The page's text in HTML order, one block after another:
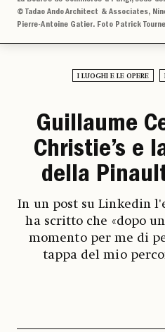
© Tadao Ando Architect & Associates,
Pierre-Antoine Gatier. Foto Patrick
I LUOGHI E LE OPERE
Guillaume
Christie’s e
della
In un post su Linkedin
ha scritto che «dopo
momento per me di
tappa del mio